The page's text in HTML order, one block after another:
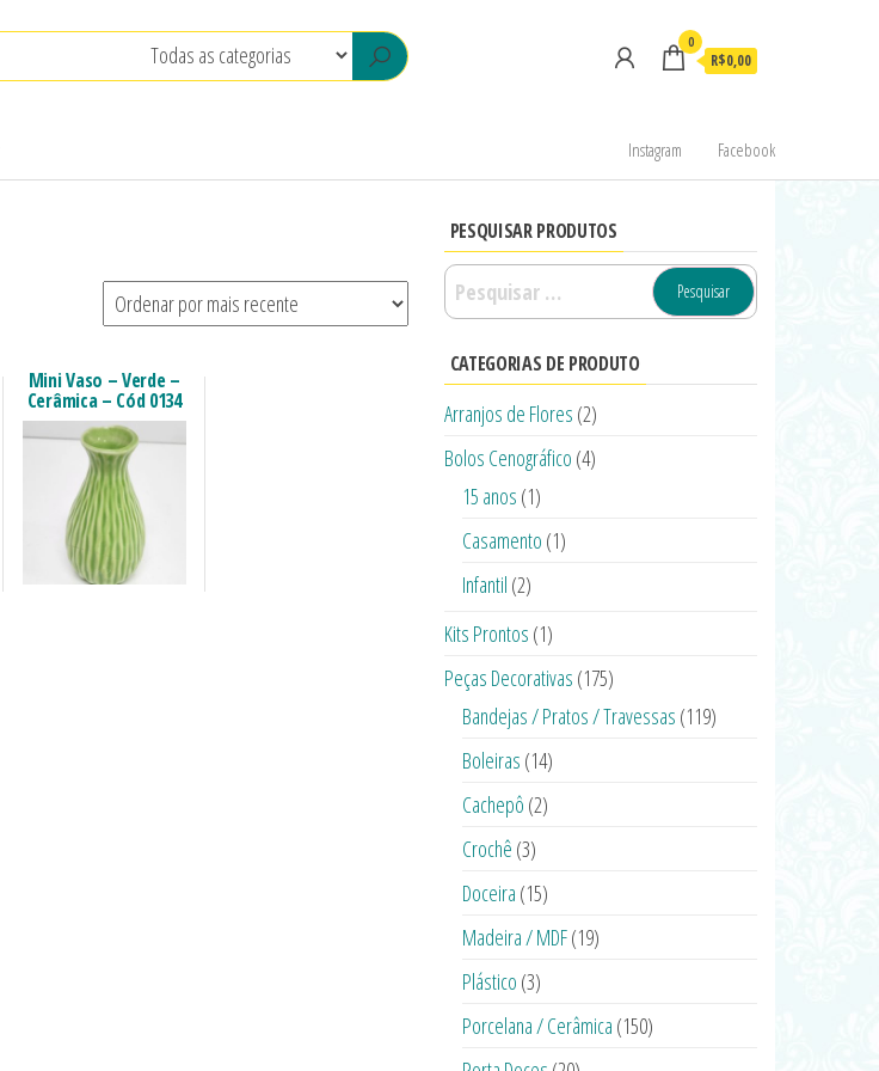
0
R$0,00
Instagram Facebook
Mini Vaso – Verde –
Cerâmica – Cód 0134
PESQUISAR PRODUTOS
CATEGORIAS DE PRODUTO
Arranjos de Flores (2)
Bolos Cenográfico (4)
15 anos (1)
Casamento (1)
Infantil (2)
Kits Prontos (1)
Peças Decorativas (175)
Bandejas / Pratos / Travessas (119)
Boleiras (14)
Cachepô (2)
Crochê (3)
Doceira (15)
Madeira / MDF(19)
Plástico (3)
Porcelana / Cerâmica (150)